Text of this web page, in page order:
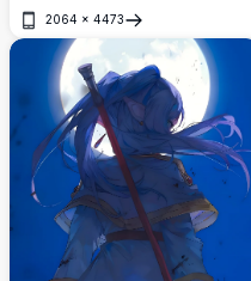
yüksek çözünürlüklü mobil duvar kağıdı.
Gümüş saçlı elf büyücü, hilal ay detaylı
ikonik asasını tutarken, saf siyah arka plan
üzerinde çarpıcı sepya tonunda güzel bir
şekilde işlenmiştir, anime tutkunları için
mükemmeldir.
2064 × 4473
Aç